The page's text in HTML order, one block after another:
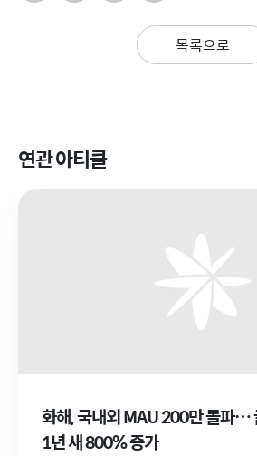
목록으로
연관 아티클
화해, 국내외 MAU 200만 돌파…
1년 새 800% 증가